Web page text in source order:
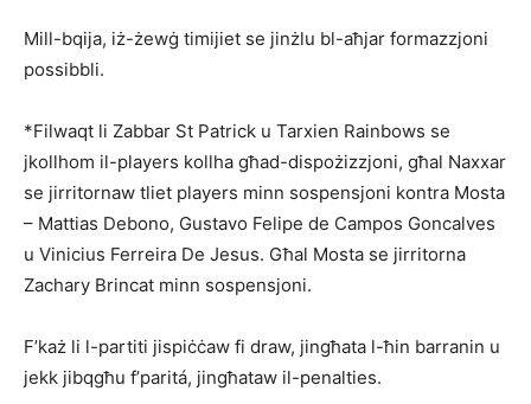
Mill-bqija, iż-żewġ timijiet se jinżlu bl-aħjar formazzjoni
possibbli.
*Filwaqt li Zabbar St Patrick u Tar­xien Rainbows se
jkollhom il-players kollha għad-dispożizzjoni, għal Naxxar
se jirritornaw tliet players minn sospensjoni kontra Mosta
– Mattias De­bono, Gustavo Felipe de Campos Goncalves
u Vinicius Ferreira De Jesus. Għal Mosta se jirritorna
Zachary Brincat minn sospensjoni.
F’każ li l-partiti jispiċċaw fi draw, jingħata l-ħin barranin u
jekk jibqgħu f’paritá, jingħataw il-penalties.